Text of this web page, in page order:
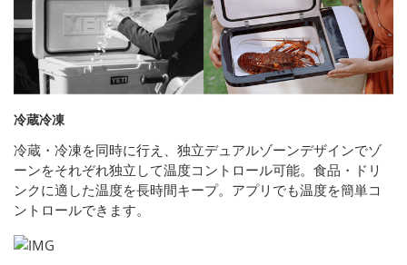
冷蔵冷凍
冷蔵・冷凍を同時に行え、独立デュアルゾーンデザインでゾ
ーンをそれぞれ独立して温度コントロール可能。食品・ドリ
ンクに適した温度を長時間キープ。アプリでも温度を簡単コ
ントロールできます。